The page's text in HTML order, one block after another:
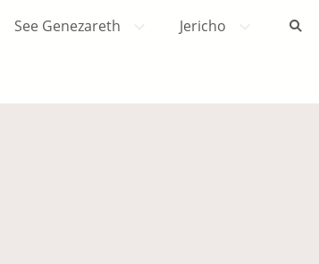
See Genezareth Jericho